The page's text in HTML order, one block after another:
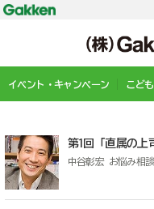
イベント・キャンペーン こど
第1回「直属の上
中谷彰宏 お悩み相